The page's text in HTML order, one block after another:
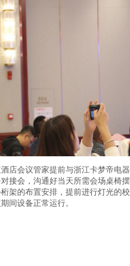
店会议管家提前与浙江卡梦帝电器
接会，沟通好当天所需会场桌椅摆
架的布置安排，提前进行灯光的校
间设备正常运行。